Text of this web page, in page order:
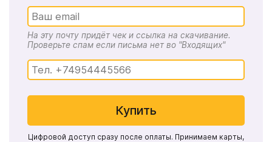
На эту почту придёт чек и ссылка на скачивание.
Проверьте спам если письма нет во "Входящих"
Купить
Цифровой доступ сразу после оплаты. Принимаем карты,